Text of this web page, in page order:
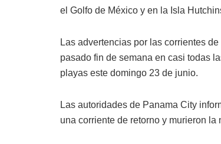
el Golfo de México y en la Isla
Las advertencias por las corrientes
pasado fin de semana en casi todas
playas este domingo 23 de junio.
Las autoridades de Panama City
una corriente de retorno y murieron